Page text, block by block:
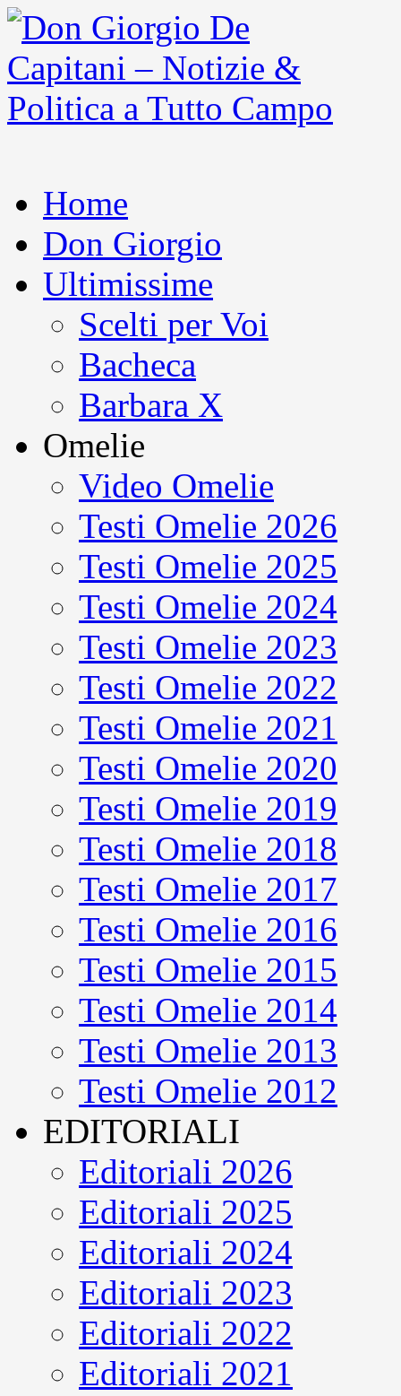
Home
Don Giorgio
Ultimissime
Scelti per Voi
Bacheca
Barbara X
Omelie
Video Omelie
Testi Omelie 2026
Testi Omelie 2025
Testi Omelie 2024
Testi Omelie 2023
Testi Omelie 2022
Testi Omelie 2021
Testi Omelie 2020
Testi Omelie 2019
Testi Omelie 2018
Testi Omelie 2017
Testi Omelie 2016
Testi Omelie 2015
Testi Omelie 2014
Testi Omelie 2013
Testi Omelie 2012
EDITORIALI
Editoriali 2026
Editoriali 2025
Editoriali 2024
Editoriali 2023
Editoriali 2022
Editoriali 2021